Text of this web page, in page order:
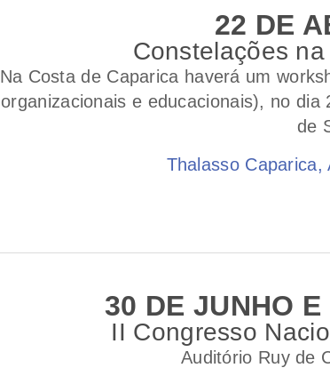
22 DE
Constelações
Na Costa de Caparica haverá um
organizacionais e educacionais), no
de
Thalasso
30 DE JUNHO
II Congresso
Auditório Ruy de